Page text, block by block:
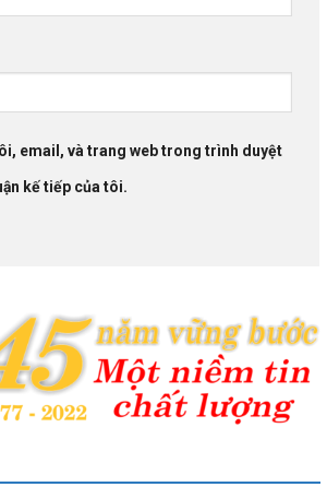
email, và trang web trong trình duyệt
kế tiếp của tôi.